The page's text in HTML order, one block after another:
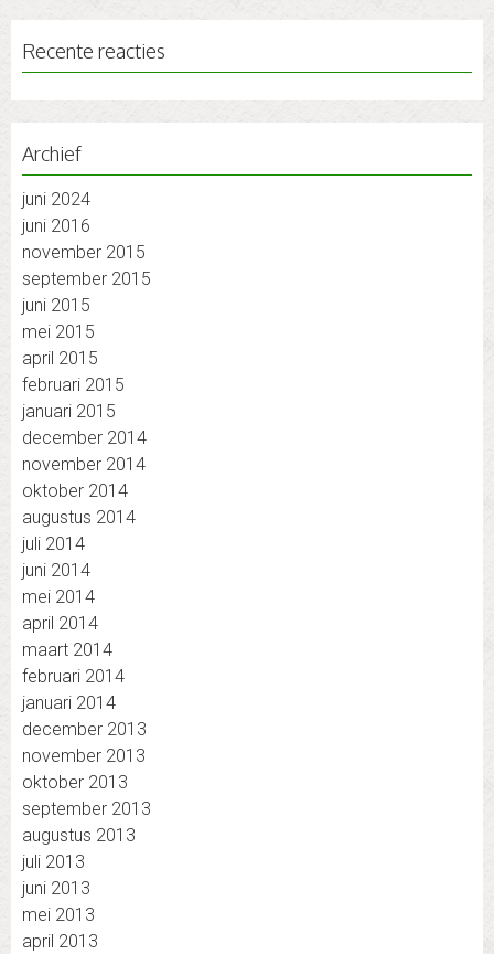
Recente reacties
Archief
juni 2024
juni 2016
november 2015
september 2015
juni 2015
mei 2015
april 2015
februari 2015
januari 2015
december 2014
november 2014
oktober 2014
augustus 2014
juli 2014
juni 2014
mei 2014
april 2014
maart 2014
februari 2014
januari 2014
december 2013
november 2013
oktober 2013
september 2013
augustus 2013
juli 2013
juni 2013
mei 2013
april 2013